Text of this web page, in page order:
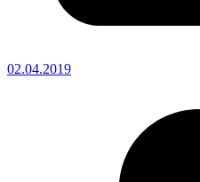
02.04.2019